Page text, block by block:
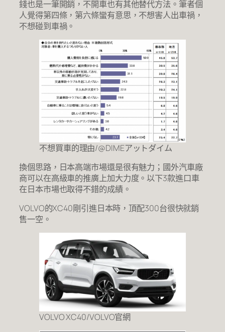
錢也是一筆開銷，不開車也有其他替代方法。筆者個
人覺得第四條，第六條蠻有意思，不想害人出車禍，
不想碰到車禍。
不想買車的理由/@DIMEアットダイム
換個思路，日本高端市場還是很有魅力；國外汽車廠
商可以在高級車的推廣上加大力度。以下3款進口車
在日本市場也取得不錯的成績。
VOLVO的XC40剛引進日本時，頂配300台很快就銷
售一空。
VOLVO XC40/VOLVO官網